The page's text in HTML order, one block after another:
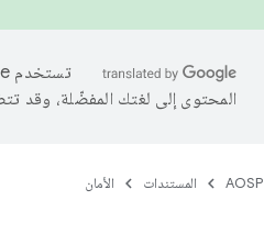
المحتوى إلى لغتك المفضّلة، وقد
AOSP المستندات الأمان